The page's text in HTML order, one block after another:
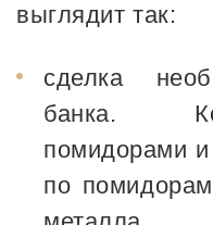
выглядит так:
сделка
банка.
помидорами
по